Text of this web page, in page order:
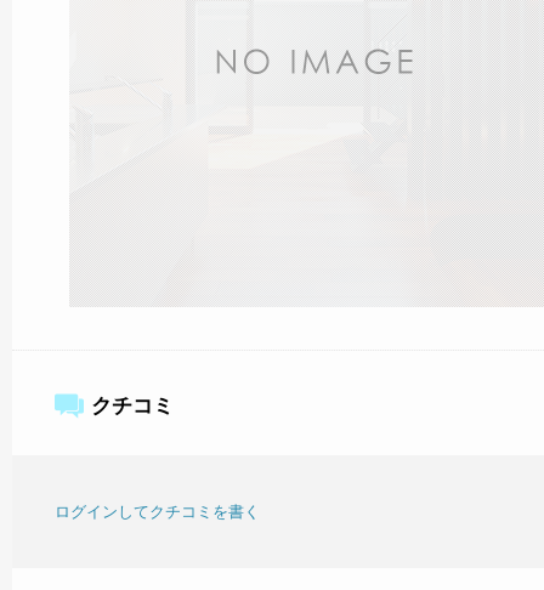
クチコミ
ログインしてクチコミを書く